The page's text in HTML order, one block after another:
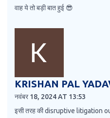
वाह ये तो बड़ी बात हुई 😎
KRISHAN PAL
नवंबर 18, 2024 AT 13:53
इसी तरह की disruptive litigation